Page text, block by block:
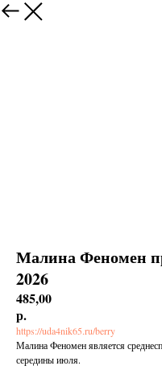
Малина Феномен
2026
485,00
р.
https://uda4nik65.ru/berry
Малина Феномен является
середины июля.